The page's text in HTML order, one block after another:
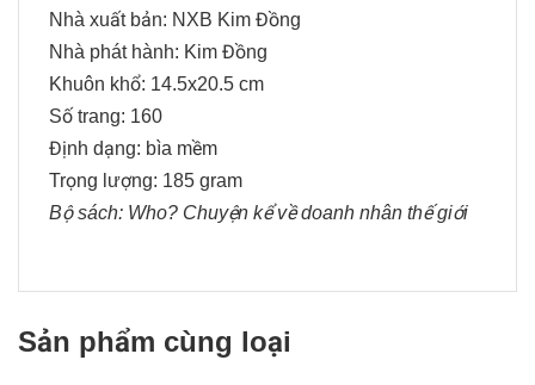
Nhà xuất bản: NXB Kim Đồng
Nhà phát hành: Kim Đồng
Khuôn khổ: 14.5x20.5 cm
Số trang: 160
Định dạng: bìa mềm
Trọng lượng: 185 gram
Bộ sách: Who? Chuyện kể về doanh nhân thế giới
Sản phẩm cùng loại